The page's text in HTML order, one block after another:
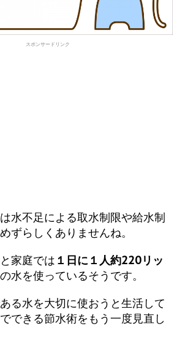
スポンサードリンク
水不足による取水制限や給水制
ずらしくありませんね。
家庭では １日に１人約220リッ
水を使っているそうです。
る水を大切に使おうと生活して
できる節水術をもう一度見直し